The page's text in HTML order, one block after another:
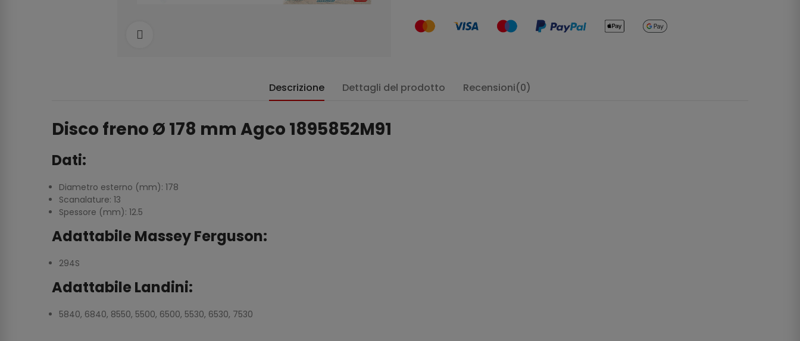
Descrizione Dettagli del prodotto Recensioni(0)
Disco freno Ø 178 mm Agco 1895852M91
Dati:
Diametro esterno (mm): 178
Scanalature: 13
Spessore (mm): 12.5
Adattabile Massey Ferguson:
294S
Adattabile Landini:
5840, 6840, 8550, 5500, 6500, 5530, 6530, 7530